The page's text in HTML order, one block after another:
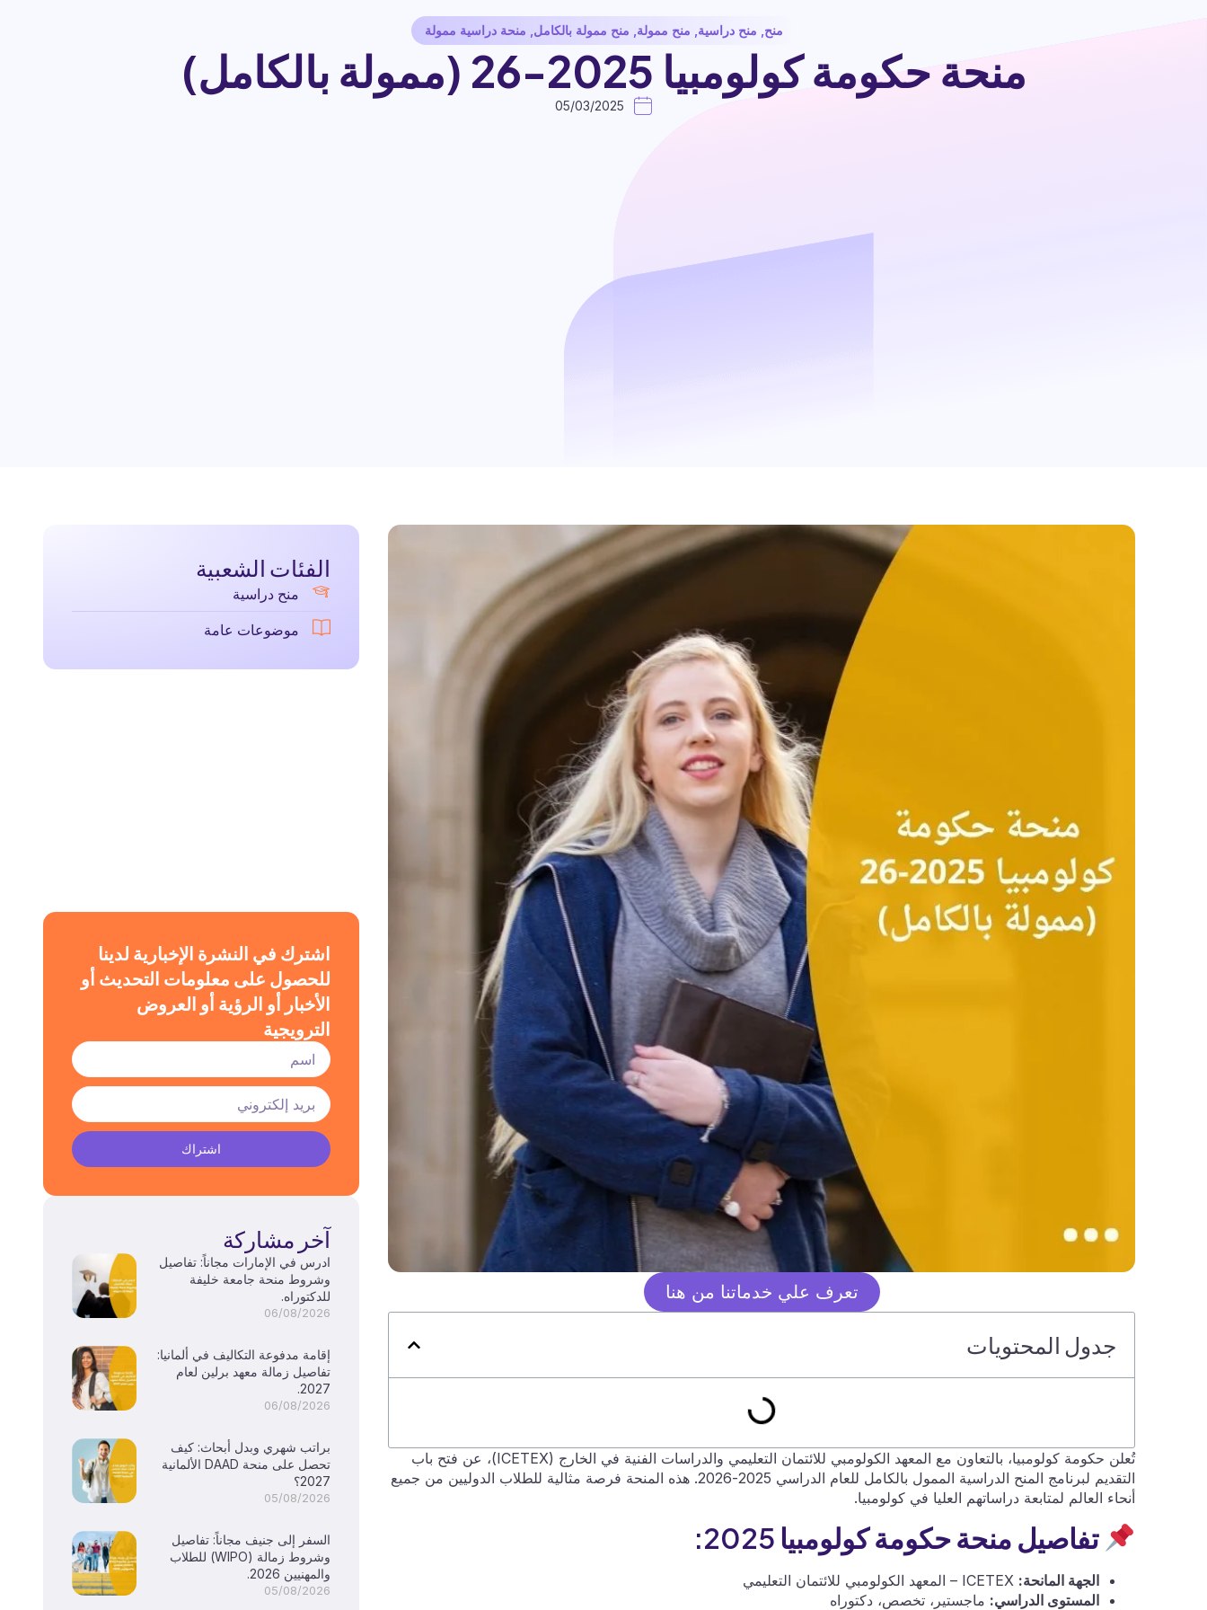
منح منح دراسية منح ممولة منح ممولة بالكامل منحة دراسية ممولة
منحة حكومة كولومبيا 2025-26 (ممولة بالكامل)
05/03/2025
تعرف علي خدماتنا من هنا
جدول المحتويات
تُعلن حكومة كولومبيا، بالتعاون مع المعهد الكولومبي للائتمان التعليمي والدراسات الفنية في الخارج (ICETEX)، عن فتح باب
التقديم لبرنامج المنح الدراسية الممول بالكامل للعام الدراسي 2025-2026. هذه المنحة فرصة مثالية للطلاب الدوليين من جميع
أنحاء العالم لمتابعة دراساتهم العليا في كولومبيا.
تفاصيل منحة حكومة كولومبيا 2025:
الجهة المانحة:
المستوى الدراسي: ماجستير، تخصص، دكتوراه
الفئات الشعبية
منح دراسية
موضوعات عامة
اشترك في النشرة الإخبارية لدينا
للحصول على معلومات التحديث أو
الأخبار أو الرؤية أو العروض
الترويجية
اشتراك
آخر مشاركة
ادرس في الإمارات مجاناً: تفاصيل
وشروط منحة جامعة خليفة
للدكتوراه.
06/08/2026
إقامة مدفوعة التكاليف في ألمانيا:
تفاصيل زمالة معهد برلين لعام
2027.
06/08/2026
براتب شهري وبدل أبحاث: كيف
تحصل على منحة DAAD الألمانية
2027؟
05/08/2026
السفر إلى جنيف مجاناً: تفاصيل
وشروط زمالة (WIPO) للطلاب
والمهنيين 2026.
05/08/2026